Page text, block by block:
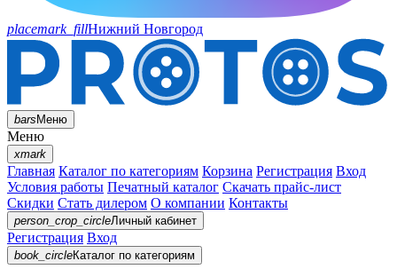
placemark_fillНижний Новгород
barsМеню
Меню
xmark
Главная Каталог по категориям Корзина Регистрация Вход
Условия работы Печатный каталог Скачать прайс-лист
Скидки Стать дилером О компании Контакты
person_crop_circleЛичный кабинет
Регистрация Вход
book_circleКаталог по категориям